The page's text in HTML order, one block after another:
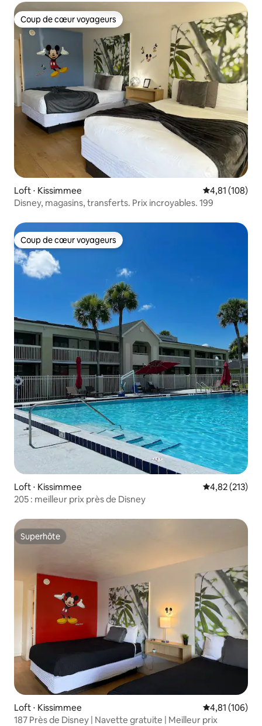
Coup de cœur voyageurs
Coup de cœur voyageurs
Loft ⋅ Kissimmee Évaluation
4,81 (108)
Disney, magasins, transferts. Prix incroyables. 199
Coup de cœur voyageurs
Coup de cœur voyageurs
Loft ⋅ Kissimmee Évaluation
4,82 (213)
205 : meilleur prix près de Disney
Superhôte
Superhôte
Loft ⋅ Kissimmee Évaluation
4,81 (106)
187 Près de Disney | Navette gratuite | Meilleur prix